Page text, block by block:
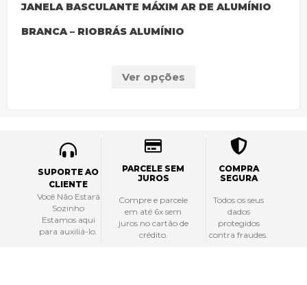
JANELA BASCULANTE MÁXIM AR DE ALUMÍNIO
BRANCA – RIOBRÁS ALUMÍNIO
Ver opções
SUPORTE AO
CLIENTE
Você Não Estará
Sozinho
Estamos aqui
para auxiliá-lo.
PARCELE SEM
JUROS
Compre e parcele
em até 6x sem
juros no cartão de
crédito.
COMPRA
SEGURA
Todos os seus
dados
protegidos
contra fraudes.